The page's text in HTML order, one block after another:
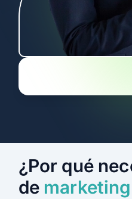
¿Por qué
de